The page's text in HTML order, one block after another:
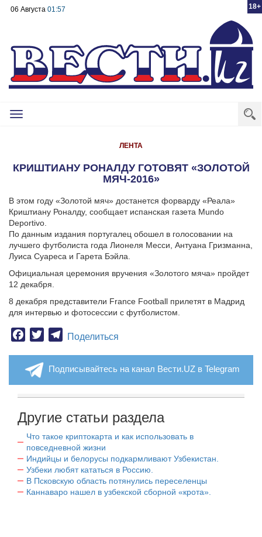
18+
06 Августа 01:57
Toggle
ЛЕНТА
КРИШТИАНУ РОНАЛДУ ГОТОВЯТ «ЗОЛОТОЙ
МЯЧ-2016»
В этом году «Золотой мяч» достанется форварду «Реала»
Криштиану Роналду, сообщает испанская газета Mundo
Deportivo.
По данным издания португалец обошел в голосовании на
лучшего футболиста года Лионеля Месси, Антуана Гризманна,
Луиса Суареса и Гарета Бэйла.
Официальная церемония вручения «Золотого мяча» пройдет
12 декабря.
8 декабря представители France Football прилетят в Мадрид
для интервью и фотосессии с футболистом.
Facebook
TwitterTelegram
Поделиться
Подписывайтесь на канал Вести.UZ в Telegram
Другие статьи раздела
Что такое криптокарта и как использовать в
повседневной жизни
Индийцы и белорусы подкармливают Узбекистан.
Узбеки любят кататься в Россию.
В Псковскую область потянулись переселенцы
Каннаваро нашел в узбекской сборной «крота».